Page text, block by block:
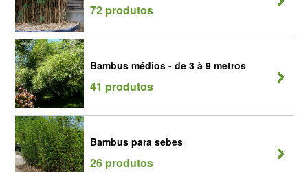
72 produtos
Bambus médios - de 3 à 9 metros
41 produtos
Bambus para sebes
26 produtos